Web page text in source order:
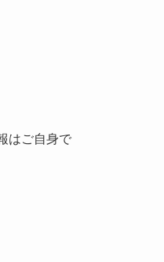
はご自身で